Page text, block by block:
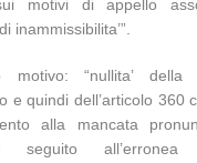
motivi di appello
inammissibilita’”.
motivo: “nullita’
e quindi dell’articolo 360
alla mancata
seguito all’erronea